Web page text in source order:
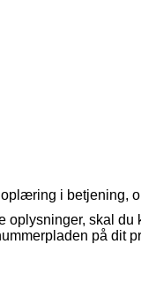
i betjening,
oplysninger, skal du
på dit